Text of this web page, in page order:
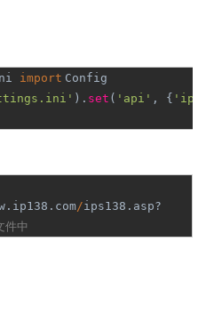
import Config
). set ( 'api' , {
/ips138.asp?
中